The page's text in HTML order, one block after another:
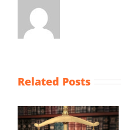
Related Posts